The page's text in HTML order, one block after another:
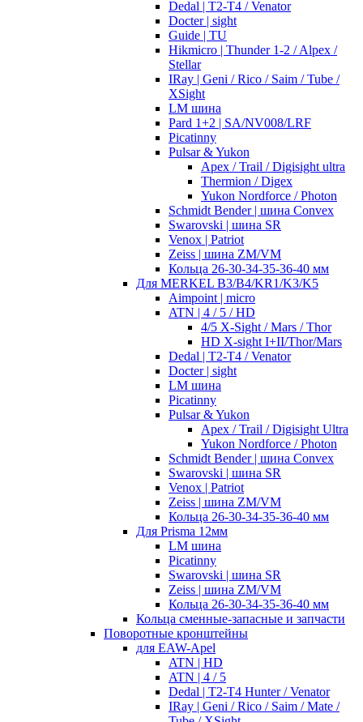
Dedal | T2-T4 / Venator
Docter | sight
Guide | TU
Hikmicro | Thunder 1-2 / Alpex /
Stellar
IRay | Geni / Rico / Saim / Tube /
XSight
LM шина
Pard 1+2 | SA/NV008/LRF
Picatinny
Pulsar & Yukon
Apex / Trail / Digisight ultra
Thermion / Digex
Yukon Nordforce / Photon
Schmidt Bender | шина Convex
Swarovski | шина SR
Venox | Patriot
Zeiss | шина ZM/VM
Кольца 26-30-34-35-36-40 мм
Для MERKEL B3/B4/KR1/K3/K5
Aimpoint | micro
ATN | 4 / 5 / HD
4/5 X-Sight / Mars / Thor
HD X-sight I+II/Thor/Mars
Dedal | T2-T4 / Venator
Docter | sight
LM шина
Picatinny
Pulsar & Yukon
Apex / Trail / Digisight Ultra
Yukon Nordforce / Photon
Schmidt Bender | шина Convex
Swarovski | шина SR
Venox | Patriot
Zeiss | шина ZM/VM
Кольца 26-30-34-35-36-40 мм
Для Prisma 12мм
LM шина
Picatinny
Swarovski | шина SR
Zeiss | шина ZM/VM
Кольца 26-30-34-35-36-40 мм
Кольца сменные-запасные и запчасти
Поворотные кронштейны
для EAW-Apel
ATN | HD
ATN | 4 / 5
Dedal | T2-T4 Hunter / Venator
IRay | Geni / Rico / Saim / Mate /